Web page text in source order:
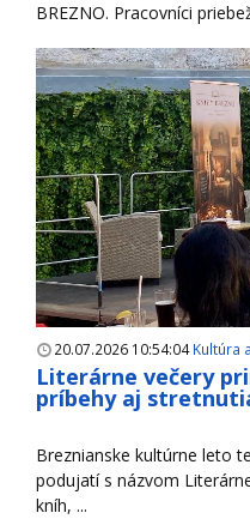
BREZNO. Pracovníci
20.07.2026 10:54:04Kultúra
Literárne večery
príbehy aj
Breznianske kultúrne leto
podujatí s názvom
kníh, ...